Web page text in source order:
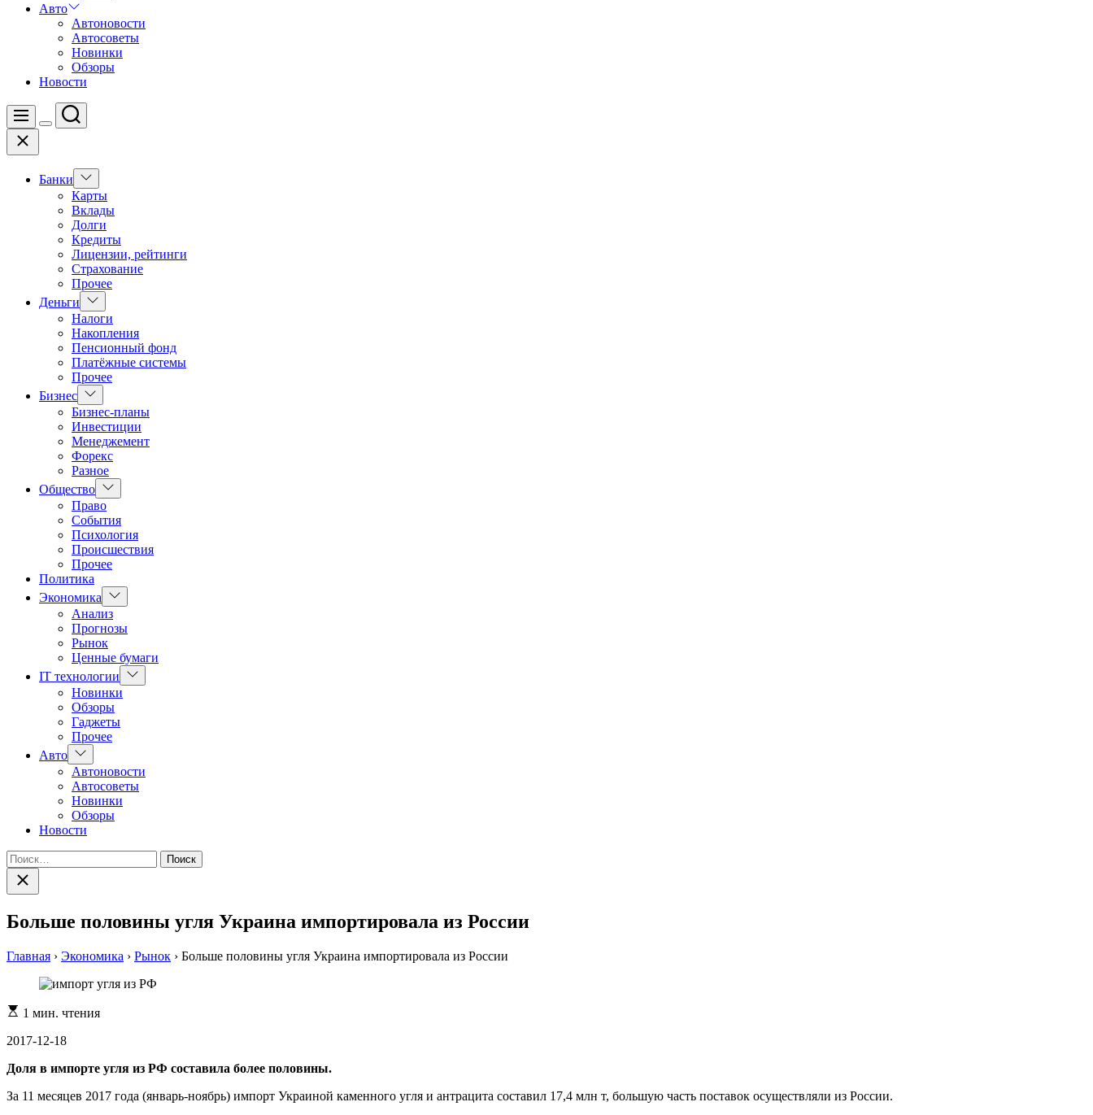
Авто
Автоновости
Автосоветы
Новинки
Обзоры
Новости
Меню
Цвет
Поиск
Закрыть
Банки
Показать
подменю
Карты
Вклады
Долги
Кредиты
Лицензии, рейтинги
Страхование
Прочее
Деньги
Показать
подменю
Налоги
Накопления
Пенсионный фонд
Платёжные системы
Прочее
Бизнес Показать
подменю
Бизнес-планы
Инвестиции
Менеджемент
Форекс
Разное
Общество Показать
подменю
Право
События
Психология
Происшествия
Прочее
Политика
Экономика
Показать
подменю
Анализ
Прогнозы
Рынок
Ценные бумаги
IT технологии
Показать
подменю
Новинки
Обзоры
Гаджеты
Прочее
Авто Показать
подменю
Автоновости
Автосоветы
Новинки
Обзоры
Новости
Найти:
Закрыть
поиск
Больше половины угля Украина импортировала из России
Главная › Экономика › Рынок › Больше половины угля Украина импортировала из России
Расчетное
чтения
1 мин. чтения
2017-12-18
Доля в импорте угля из РФ составила более половины.
За 11 месяцев 2017 года (январь-ноябрь) импорт Украиной каменного угля и антрацита составил 17,4 млн т, большую часть поставок осуществляли из России.